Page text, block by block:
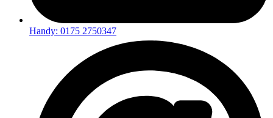
Handy: 0175 2750347